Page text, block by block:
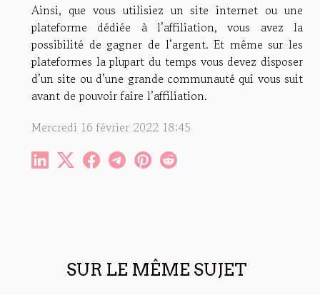
SUR LE MÊME SUJET
Ainsi, que vous utilisiez un site internet ou une
plateforme dédiée à l’affiliation, vous avez la
possibilité de gagner de l’argent. Et même sur les
plateformes la plupart du temps vous devez disposer
d’un site ou d’une grande communauté qui vous suit
avant de pouvoir faire l’affiliation.
Mercredi 16 février 2022 18:45